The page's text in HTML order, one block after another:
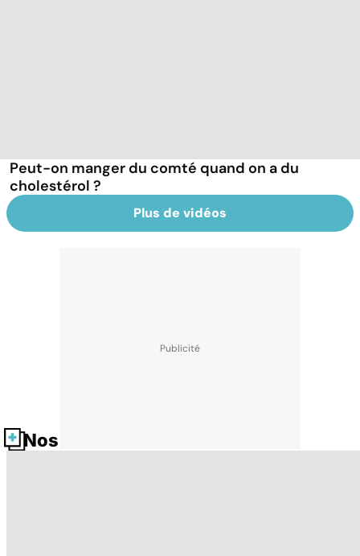
Peut-on manger du comté quand on a du
cholestérol ?
Plus de vidéos
Nos fiches santé